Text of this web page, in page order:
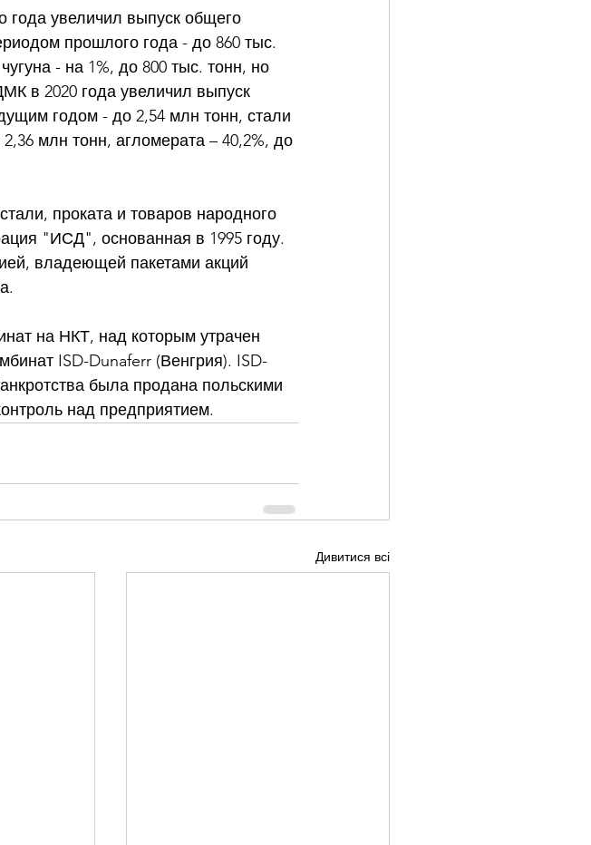
года увеличил выпуск общего
прошлого года - до 860 тыс.
- на 1%, до 800 тыс. тонн, но
в 2020 года увеличил выпуск
годом - до 2,54 млн тонн, стали
млн тонн, агломерата – 40,2%, до
проката и товаров народного
"ИСД", основанная в 1995 году.
владеющей пакетами акций
на НКТ, над которым утрачен
ISD-Dunaferr (Венгрия). ISD-
была продана польскими
над предприятием.
Дивитися всі